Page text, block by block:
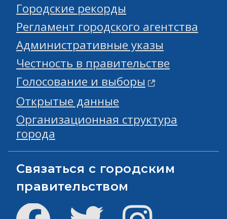
Городские рекорды
Регламент городского агентства
Административные указы
Честность в правительстве
Голосование и выборы
Открытые данные
Организационная структура
города
Связаться с городским
правительством
Facebook Твиттер